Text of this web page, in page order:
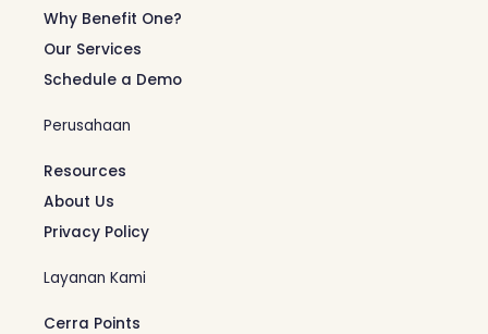
Why Benefit One?
Our Services
Schedule a Demo
Perusahaan
Resources
About Us
Privacy Policy
Layanan Kami
Cerra Points